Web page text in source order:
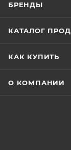
БРЕНДЫ
КАТАЛОГ
КАК КУПИТЬ
О КОМПАНИИ